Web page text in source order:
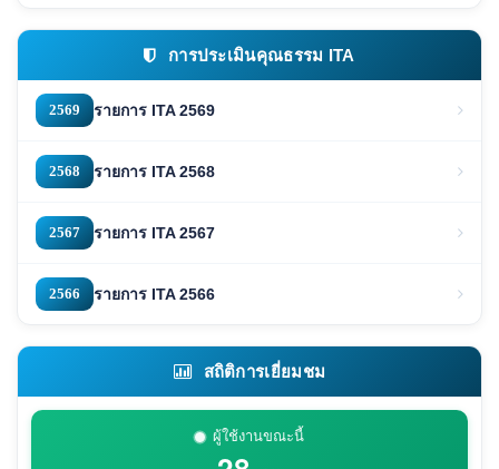
การประเมินคุณธรรม ITA
2569 รายการ ITA 2569
2568 รายการ ITA 2568
2567 รายการ ITA 2567
2566 รายการ ITA 2566
สถิติการเยี่ยมชม
ผู้ใช้งานขณะนี้